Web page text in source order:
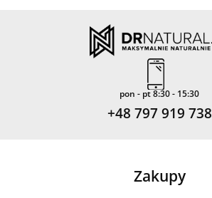
pon - pt 8:30 - 15:30
+48 797 919 738
Zakupy